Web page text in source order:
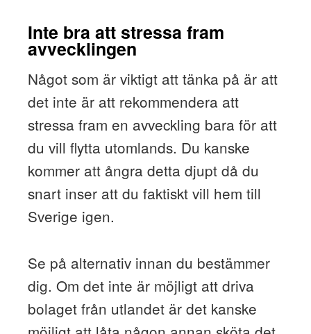
Inte bra att stressa fram
avvecklingen
Något som är viktigt att tänka på är att
det inte är att rekommendera att
stressa fram en avveckling bara för att
du vill flytta utomlands. Du kanske
kommer att ångra detta djupt då du
snart inser att du faktiskt vill hem till
Sverige igen.
Se på alternativ innan du bestämmer
dig. Om det inte är möjligt att driva
bolaget från utlandet är det kanske